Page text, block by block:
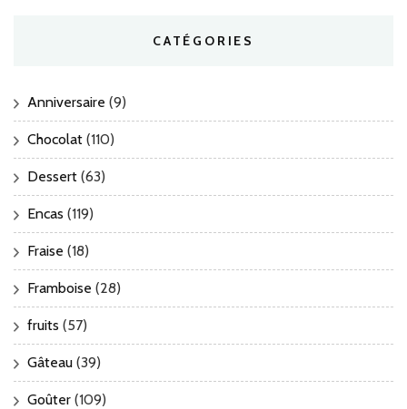
CATÉGORIES
Anniversaire (9)
Chocolat (110)
Dessert (63)
Encas (119)
Fraise (18)
Framboise (28)
fruits (57)
Gâteau (39)
Goûter (109)